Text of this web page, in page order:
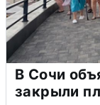
В Сочи
закрыли